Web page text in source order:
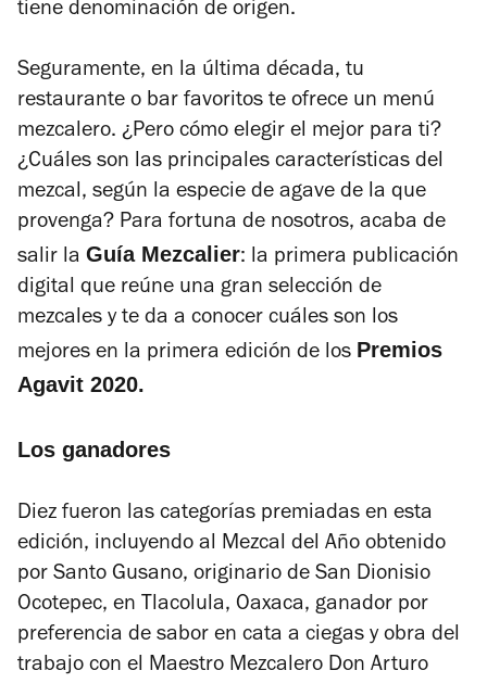
tiene denominación de origen.
Seguramente, en la última década, tu
restaurante o bar favoritos te ofrece un menú
mezcalero. ¿Pero cómo elegir el mejor para ti?
¿Cuáles son las principales características del
mezcal, según la especie de agave de la que
provenga? Para fortuna de nosotros, acaba de
salir la Guía Mezcalier: la primera publicación
digital que reúne una gran selección de
mezcales y te da a conocer cuáles son los
mejores en la primera edición de los Premios
Agavit 2020.
Los ganadores
Diez fueron las categorías premiadas en esta
edición, incluyendo al Mezcal del Año obtenido
por Santo Gusano, originario de San Dionisio
Ocotepec, en Tlacolula, Oaxaca, ganador por
preferencia de sabor en cata a ciegas y obra del
trabajo con el Maestro Mezcalero Don Arturo